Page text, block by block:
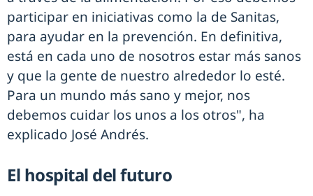
participar en iniciativas como la de Sanitas,
para ayudar en la prevención. En definitiva,
está en cada uno de nosotros estar más sanos
y que la gente de nuestro alrededor lo esté.
Para un mundo más sano y mejor, nos
debemos cuidar los unos a los otros", ha
explicado José Andrés.
El hospital del futuro